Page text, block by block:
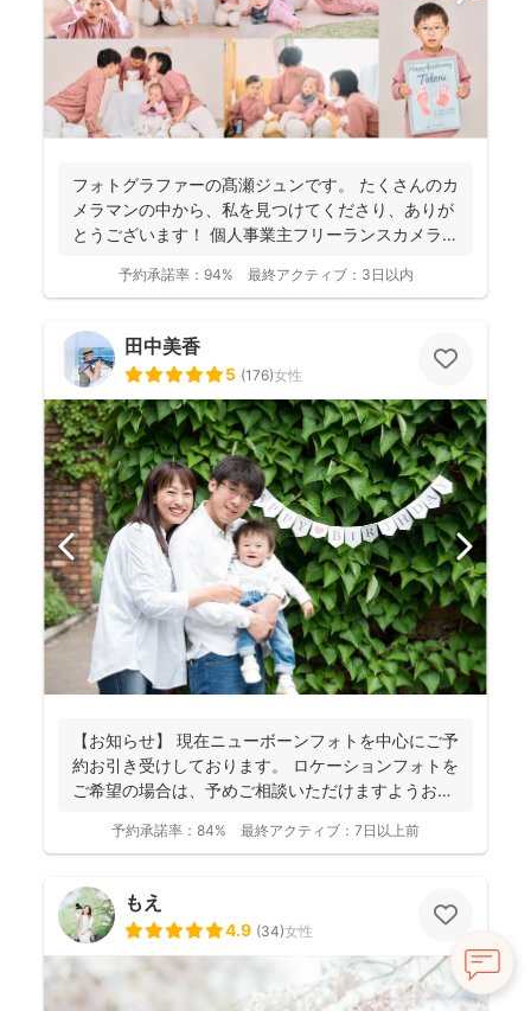
フォトグラファーの髙瀬ジュンです。 たくさんのカ
メラマンの中から、私を見つけてくださり、ありが
とうございます！ 個人事業主フリーランスカメラマ
予約承諾率： 94% 最終アクティブ： 3日以内
田中美香
5 (176)女性
【お知らせ】 現在ニューボーンフォトを中心にご予
約お引き受けしております。 ロケーションフォトを
ご希望の場合は、予めご相談いただけますようお願
予約承諾率： 84% 最終アクティブ： 7日以上前
もえ
4.9 (34)女性